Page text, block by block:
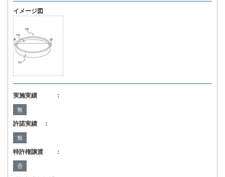
イメージ図
実施実績 ：
無
許諾実績 ：
無
特許権譲渡 ：
否